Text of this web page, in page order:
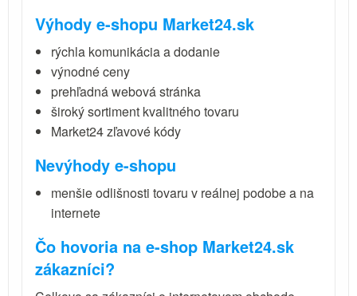
Výhody e-shopu Market24.sk
rýchla komunikácia a dodanie
výnodné ceny
prehľadná webová stránka
široký sortiment kvalitného tovaru
Market24 zľavové kódy
Nevýhody e-shopu
menšie odlišnosti tovaru v reálnej podobe a na
internete
Čo hovoria na e-shop Market24.sk
zákazníci?